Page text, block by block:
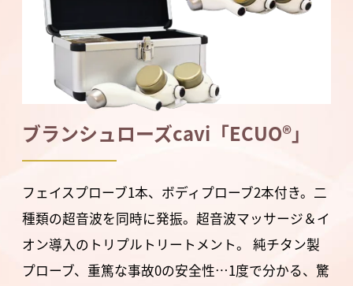
ブランシュローズcavi「ECUO®」
フェイスプローブ1本、ボディプローブ2本付き。二
種類の超音波を同時に発振。超音波マッサージ＆イ
オン導入のトリプルトリートメント。 純チタン製
プローブ、重篤な事故0の安全性…1度で分かる、驚